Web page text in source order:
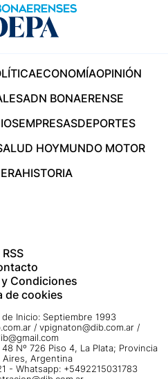
ECONOMÍAOPINIÓN
ADN BONAERENSE
EMPRESASDEPORTES
HOYMUNDO MOTOR
HISTORIA
RSS
Condiciones
de cookies
Inicio: Septiembre 1993
/ vpignaton@dib.com.ar /
Nº 726 Piso 4, La Plata; Provincia
Aires, Argentina
- Whatsapp: +5492215031783